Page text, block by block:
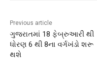
Previous article
ગુજરાતમાં 18 ફેબ્રુઆરી થી
ધોરણ 6 થી 8ના વર્ગખંડો શરૂ
થશે